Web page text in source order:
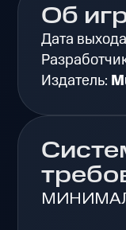
Об
Дата
Издатель: